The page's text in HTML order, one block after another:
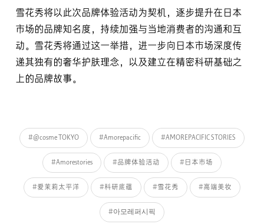
雪花秀将以此次品牌体验活动为契机，逐步提升在日本
市场的品牌知名度，持续加强与当地消费者的沟通和互
动。雪花秀将通过这一举措，进一步向日本市场深度传
递其独有的奢华护肤理念，以及建立在精密科研基础之
上的品牌故事。
#@cosme TOKYO #Amorepacific #AMOREPACIFIC STORIES
#Amorestories #品牌体验活动 #日本市场
#爱茉莉太平洋 #科研底蕴 # 雪花秀 #高端美妆
#아모레퍼시픽